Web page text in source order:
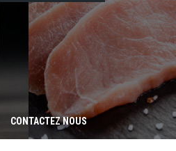
CONTACTEZ NOUS